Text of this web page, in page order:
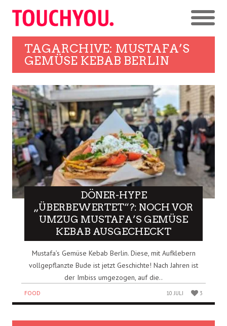
TAGARCHIVE: MUSTAFA’S
GEMÜSE KEBAB BERLIN
DÖNER-HYPE
„ÜBERBEWERTET“?: NOCH VOR
UMZUG MUSTAFA’S GEMÜSE
KEBAB AUSGECHECKT
Mustafa’s Gemüse Kebab Berlin. Diese, mit Aufklebern
vollgepflanzte Bude ist jetzt Geschichte! Nach Jahren ist
der Imbiss umgezogen, auf die..
FOOD 10 JULI 3